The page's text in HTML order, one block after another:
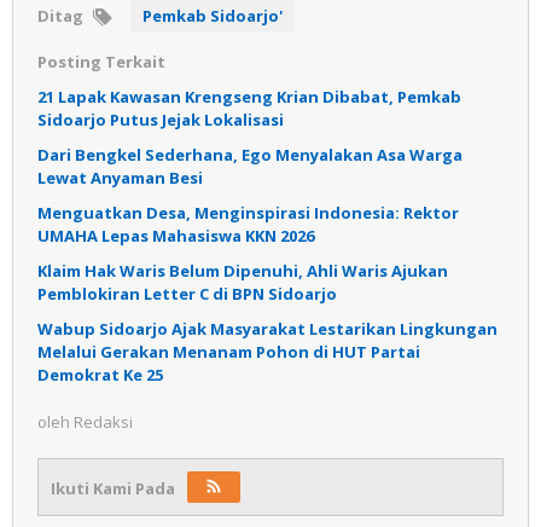
Ditag Pemkab Sidoarjo'
Posting Terkait
21 Lapak Kawasan Krengseng Krian Dibabat, Pemkab
Sidoarjo Putus Jejak Lokalisasi
Dari Bengkel Sederhana, Ego Menyalakan Asa Warga
Lewat Anyaman Besi
Menguatkan Desa, Menginspirasi Indonesia: Rektor
UMAHA Lepas Mahasiswa KKN 2026
Klaim Hak Waris Belum Dipenuhi, Ahli Waris Ajukan
Pemblokiran Letter C di BPN Sidoarjo
Wabup Sidoarjo Ajak Masyarakat Lestarikan Lingkungan
Melalui Gerakan Menanam Pohon di HUT Partai
Demokrat Ke 25
oleh Redaksi
Ikuti Kami Pada